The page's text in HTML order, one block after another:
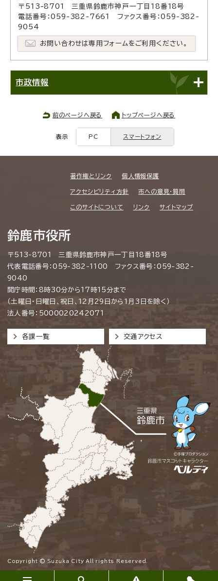
〒513-8701 三重県鈴鹿市神戸一丁目18番18号
電話番号：059-382-7661 ファクス番号：059-382-
9054
お問い合わせは専用フォームをご利用ください。
市政情報
前のページへ戻る トップページへ戻る
表示 PC スマートフォン
著作権とリンク 個人情報保護
アクセシビリティ方針 市への意見・質問
このサイトについて リンク サイトマップ
鈴鹿市役所
〒513-8701 三重県鈴鹿市神戸一丁目18番18号
代表電話番号：059-382-1100 ファクス番号：059-382-
9040
開庁時間：8時30分から17時15分まで
（土曜日・日曜日、祝日、12月29日から1月3日を除く）
法人番号：5000020242071
各課一覧 交通アクセス
Copyright © Suzuka City All rights Reserved.